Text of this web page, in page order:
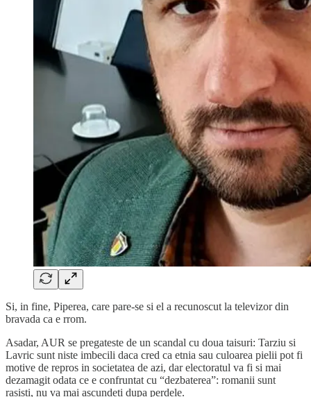
Si, in fine, Piperea, care pare-se si el a recunoscut la televizor din
bravada ca e rrom.
Asadar, AUR se pregateste de un scandal cu doua taisuri: Tarziu si
Lavric sunt niste imbecili daca cred ca etnia sau culoarea pielii pot fi
motive de repros in societatea de azi, dar electoratul va fi si mai
dezamagit odata ce e confruntat cu “dezbaterea”: romanii sunt
rasisti, nu va mai ascundeti dupa perdele.